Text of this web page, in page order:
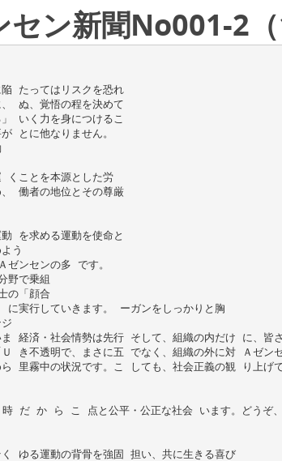
セン新聞No001-2（
陥 たってはリスクを恐れ
ぬ、覚悟の程を決めて
いく力を身につけるこ
とに他なりません。
くことを本源とした労
働者の地位とその尊厳
を求める運動を使命と
う
ゼンセンの多 です。
野で乗組
の「顔合
に実行していきます。 ーガンをしっかりと胸
ま 経済・社会情勢は先行 そして、組織の内だけ に、皆
き不透明で、まさに五 でなく、組織の外に対 Ａゼン
ら 里霧中の状況です。こ しても、社会正義の観 り上げ
だ か ら こ 点と公平・公正な社会 います。どうぞ
ゆる運動の背骨を強固 担い、共に生きる喜び